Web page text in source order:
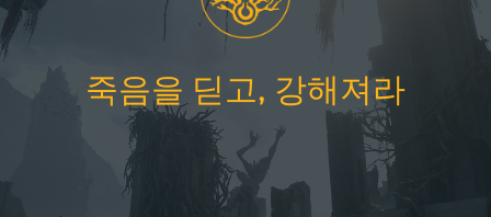
죽음을 딛고, 강해져라